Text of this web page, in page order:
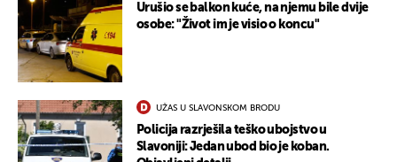
Urušio se balkon kuće, na njemu bile dvije
osobe: "Život im je visio o koncu"
UŽAS U SLAVONSKOM BRODU
Policija razrješila teško ubojstvo u
Slavoniji: Jedan ubod bio je koban.